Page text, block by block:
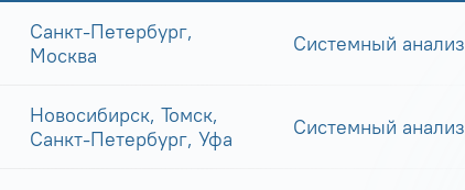
Санкт-Петербург,
Москва
Системный анализ
Новосибирск, Томск,
Санкт-Петербург, Уфа
Системный анализ